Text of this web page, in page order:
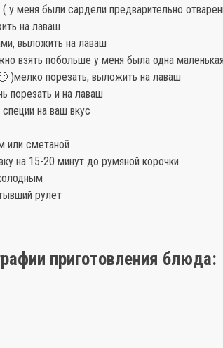
у меня были сардели предварительно
на лаваш
выложить на лаваш
взять побольше у меня была одна
)мелко порезать, выложить на лаваш
порезать и на лаваш
на ваш вкус
или сметаной
на 15-20 минут до румяной корочки
рулет
приготовления блюда: